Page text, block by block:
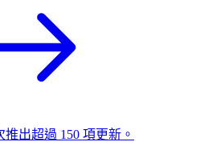
推出超過 150 項更新。